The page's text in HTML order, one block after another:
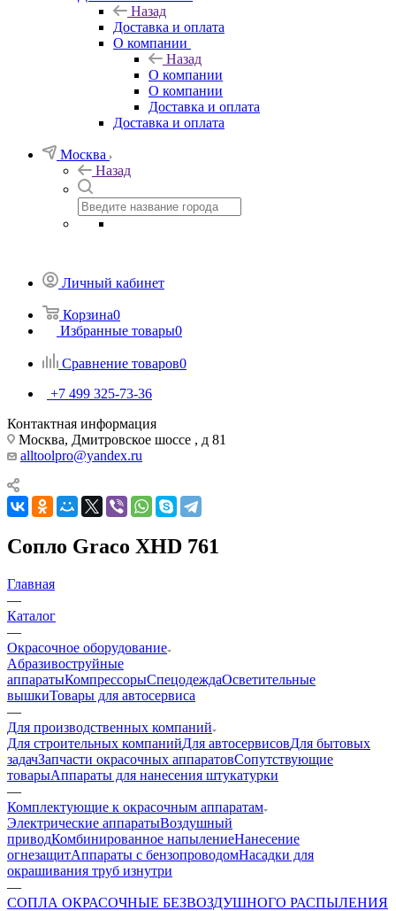
Назад
Доставка и оплата
О компании
Назад
О компании
О компании
Доставка и оплата
Доставка и оплата
Москва
Назад
Личный кабинет
Корзина0
Избранные товары0
Сравнение товаров0
+7 499 325-73-36
Контактная информация
Москва, Дмитровское шоссе , д 81
alltoolpro@yandex.ru
Сопло Graco XHD 761
Главная
—
Каталог
—
Окрасочное оборудование
Aбразивоструйные
аппаратыКомпрессорыСпецодеждаОсветительные
вышкиТовары для автосервиса
—
Для производственных компаний
Для строительных компанийДля автосервисовДля бытовых
задачЗапчасти окрасочных аппаратовСопутствующие
товарыАппараты для нанесения штукатурки
—
Комплектующие к окрасочным аппаратам
Электрические аппаратыВоздушный
приводКомбинированное напылениеНанесение
огнезащитАппараты с бензопроводомНасадки для
окрашивания труб изнутри
—
СОПЛА ОКРАСОЧНЫЕ БЕЗВОЗДУШНОГО РАСПЫЛЕНИЯ